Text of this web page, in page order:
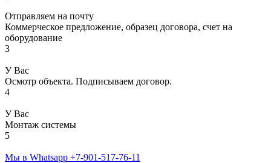
Отправляем на почту
Коммерческое предложение, образец договора, счет на
оборудование
3
У Вас
Осмотр объекта. Подписываем договор.
4
У Вас
Монтаж системы
5
Мы в Whatsapp +7-901-517-76-11